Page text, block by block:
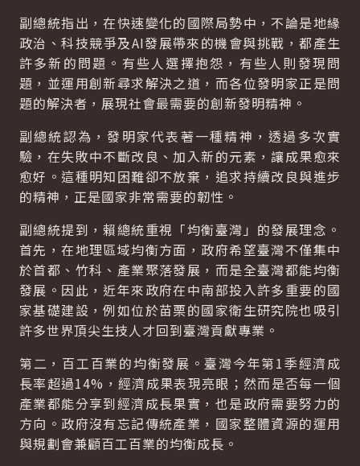
副總統指出，在快速變化的國際局勢中，不論是地緣
政治、科技競爭及AI發展帶來的機會與挑戰，都產生
許多新的問題。有些人選擇抱怨，有些人則發現問
題，並運用創新尋求解決之道，而各位發明家正是問
題的解決者，展現社會最需要的創新發明精神。
副總統認為，發明家代表著一種精神，透過多次實
驗，在失敗中不斷改良、加入新的元素，讓成果愈來
愈好。這種明知困難卻不放棄，追求持續改良與進步
的精神，正是國家非常需要的韌性。
副總統提到，賴總統重視「均衡臺灣」的發展理念。
首先，在地理區域均衡方面，政府希望臺灣不僅集中
於首都、竹科、產業聚落發展，而是全臺灣都能均衡
發展。因此，近年來政府在中南部投入許多重要的國
家基礎建設，例如位於苗栗的國家衛生研究院也吸引
許多世界頂尖生技人才回到臺灣貢獻專業。
第二，百工百業的均衡發展。臺灣今年第1季經濟成
長率超過14%，經濟成果表現亮眼；然而是否每一個
產業都能分享到經濟成長果實，也是政府需要努力的
方向。政府沒有忘記傳統產業，國家整體資源的運用
與規劃會兼顧百工百業的均衡成長。